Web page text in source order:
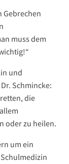
Gebrechen
muss dem
und
Schmincke:
die
oder zu heilen.
um ein